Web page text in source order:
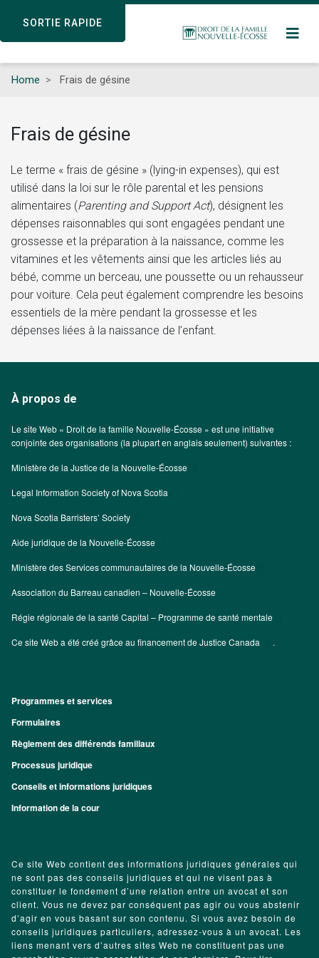
SORTIE RAPIDE
content
SORTIE RAPIDE
Home Frais de gésine
Frais de gésine
Le terme « frais de gésine » (lying-in expenses), qui est
utilisé dans la loi sur le rôle parental et les pensions
alimentaires (Parenting and Support Act), désignent les
dépenses raisonnables qui sont engagées pendant une
grossesse et la préparation à la naissance, comme les
vitamines et les vêtements ainsi que les articles liés au
bébé, comme un berceau, une poussette ou un rehausseur
pour voiture. Cela peut également comprendre les besoins
essentiels de la mère pendant la grossesse et les
dépenses liées à la naissance de l’enfant.
À propos de
Le site Web « Droit de la famille Nouvelle-Écosse » est une initiative
conjointe des organisations (la plupart en anglais seulement) suivantes :
Ministère de la Justice de la Nouvelle-Écosse
Legal Information Society of Nova Scotia
Nova Scotia Barristers’ Society
Aide juridique de la Nouvelle-Écosse
Ministère des Services communautaires de la Nouvelle-Écosse
Association du Barreau canadien – Nouvelle-Écosse
Régie régionale de la santé Capital – Programme de santé mentale
Ce site Web a été créé grâce au financement deJustice Canada .
Footer
Programmes et services
Formulaires
Règlement des différends familiaux
Processus juridique
Conseils et informations juridiques
Information de la cour
Ce site Web contient des informations juridiques générales qui
ne sont pas des conseils juridiques et qui ne visent pas à
constituer le fondement d’une relation entre un avocat et son
client. Vous ne devez par conséquent pas agir ou vous abstenir
d’agir en vous basant sur son contenu. Si vous avez besoin de
conseils juridiques particuliers, adressez-vous à un avocat. Les
liens menant vers d’autres sites Web ne constituent pas une